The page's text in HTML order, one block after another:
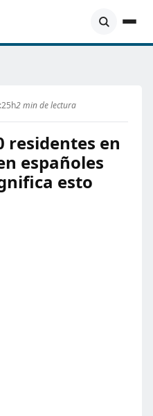
2 min de lectura
residentes en
españoles
esto